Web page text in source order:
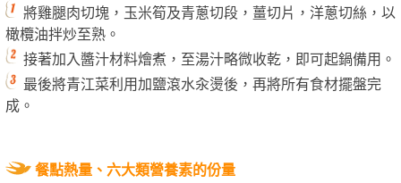
將雞腿肉切塊，玉米筍及青蔥切段，薑切片，洋蔥切絲，以
橄欖油拌炒至熟。
接著加入醬汁材料燴煮，至湯汁略微收乾，即可起鍋備用。
最後將青江菜利用加鹽滾水汆燙後，再將所有食材擺盤完
成。
餐點熱量、六大類營養素的份量